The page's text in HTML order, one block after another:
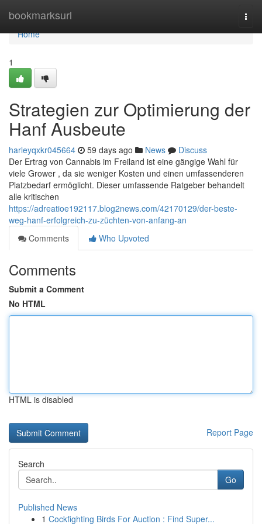
bookmarksurl
Home
Home
1
Strategien zur Optimierung der
Hanf Ausbeute
harleyqxkr045664 59 days ago News
Discuss
Der Ertrag von Cannabis im Freiland ist eine gängige Wahl für
viele Grower , da sie weniger Kosten und einen umfassenderen
Platzbedarf ermöglicht. Dieser umfassende Ratgeber behandelt
alle kritischen
https://adreatioe192117.blog2news.com/42170129/der-beste-
weg-hanf-erfolgreich-zu-züchten-von-anfang-an
Comments
Who Upvoted
Comments
Submit a Comment
No HTML
HTML is disabled
Report Page
Search
Go
Published News
1 Cockfighting Birds For Auction : Find Super...